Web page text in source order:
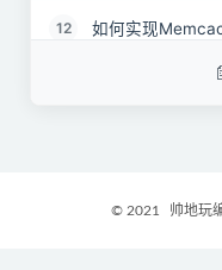
12 如何实现
如何合理地使用
Memcached如
© 2021 帅地玩